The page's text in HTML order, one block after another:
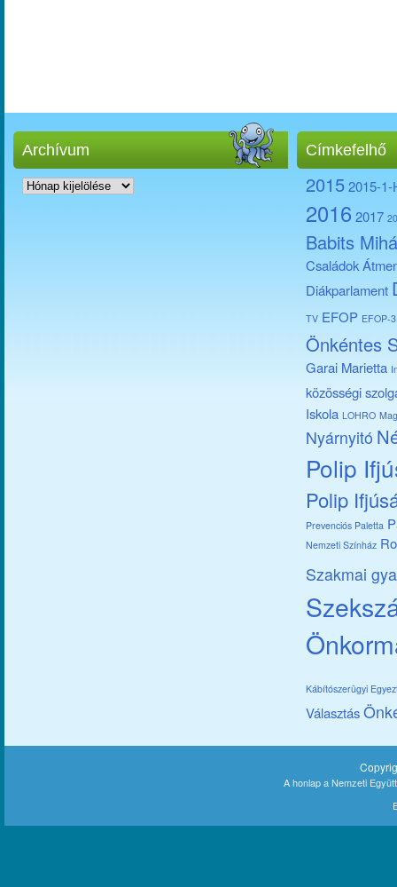
Archívum
Archívum
Címkefelhő
20152015-1-
2016 2017
Babits
Családok
Diákparlament
TV EFOP EFOP-
Önkéntes
Garai Marietta
közösségi
Iskola LOHRO
Nyárnyitó
Polip
Polip
Prevenciós Paletta
Nemzeti Színház
Szakmai
Kábítószerügyi
Választás
A honlap a Nemzeti